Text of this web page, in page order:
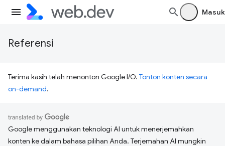
Masuk
Referensi
Terima kasih telah menonton Google I/O. Tonton konten secara
on-demand.
Google menggunakan teknologi AI untuk menerjemahkan
konten ke dalam bahasa pilihan Anda. Terjemahan AI mungkin